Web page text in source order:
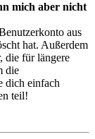
mich aber nicht
aus
hat. Außerdem
die für längere
die
dich einfach
teil!